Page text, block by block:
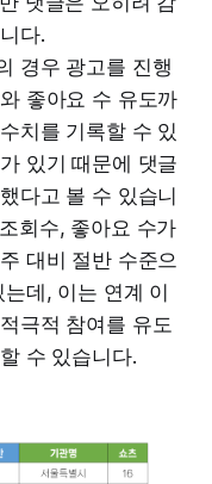
다.
경우 광고를 진행
좋아요 수 유도까
치를 기록할 수 있
있기 때문에 댓글
다고 볼 수 있습니
회수, 좋아요 수가
대비 절반 수준으
데, 이는 연계 이
극적 참여를 유도
수 있습니다.